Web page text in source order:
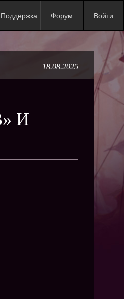
Поддержка Форум Войти
18.08.2025
И